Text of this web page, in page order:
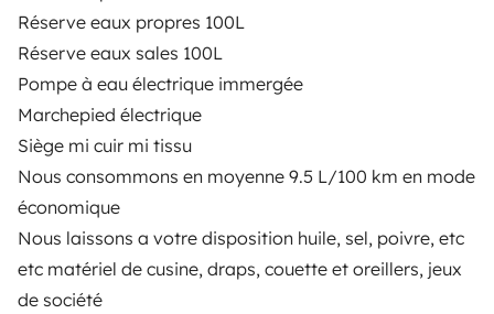
Réserve eaux propres 100L
Réserve eaux sales 100L
Pompe à eau électrique immergée
Marchepied électrique
Siège mi cuir mi tissu
Nous consommons en moyenne 9.5 L/100 km en mode
économique
Nous laissons a votre disposition huile, sel, poivre, etc
etc matériel de cusine, draps, couette et oreillers, jeux
de société
Modos de pagamento seguros
Pagamento em prestações
Disponível na
Google Play
O blog